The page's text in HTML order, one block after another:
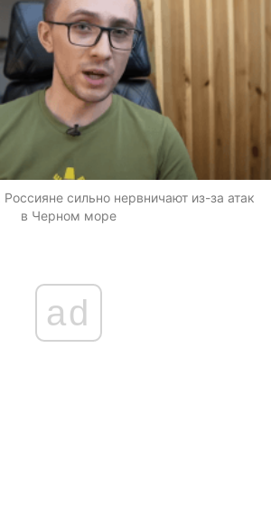
сильно нервничают из-за атак
в Черном море
ad